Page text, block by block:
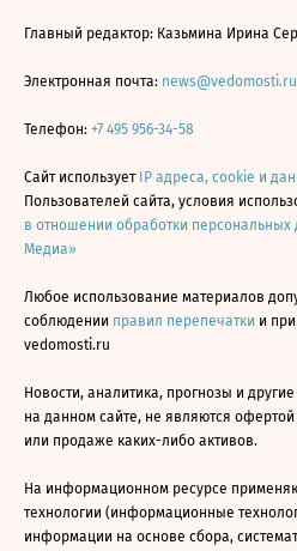
Главный редактор: Казьмина Ирина
Электронная почта: news@vedomosti.ru
Телефон: +7 495 956-34-58
Сайт использует IP адреса, cookie и
Пользователей сайта, условия
в отношении обработки
Медиа»
Любое использование материалов
соблюдении правил перепечатки и
vedomosti.ru
Новости, аналитика, прогнозы и
на данном сайте, не являются
или продаже каких-либо активов.
На информационном ресурсе
технологии (информационные
информации на основе сбора,